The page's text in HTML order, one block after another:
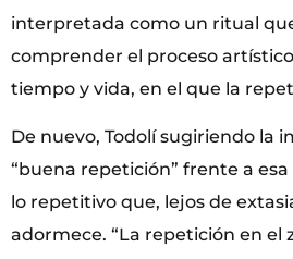
interpretada como un ritual
comprender el proceso
tiempo y vida, en el que la
De nuevo, Todolí sugiriendo la
“buena repetición” frente a
lo repetitivo que, lejos de
adormece. “La repetición en el